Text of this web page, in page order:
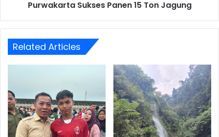
Purwakarta Sukses Panen 15 Ton Jagung
Related Articles